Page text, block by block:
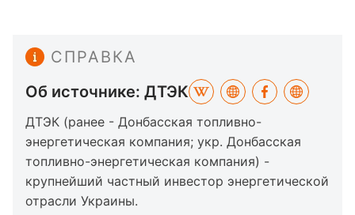
СПРАВКА
Об источнике: ДТЭК
ДТЭК (ранее - Донбасская топливно-
энергетическая компания; укр. Донбасская
топливно-энергетическая компания) -
крупнейший частный инвестор энергетической
отрасли Украины.